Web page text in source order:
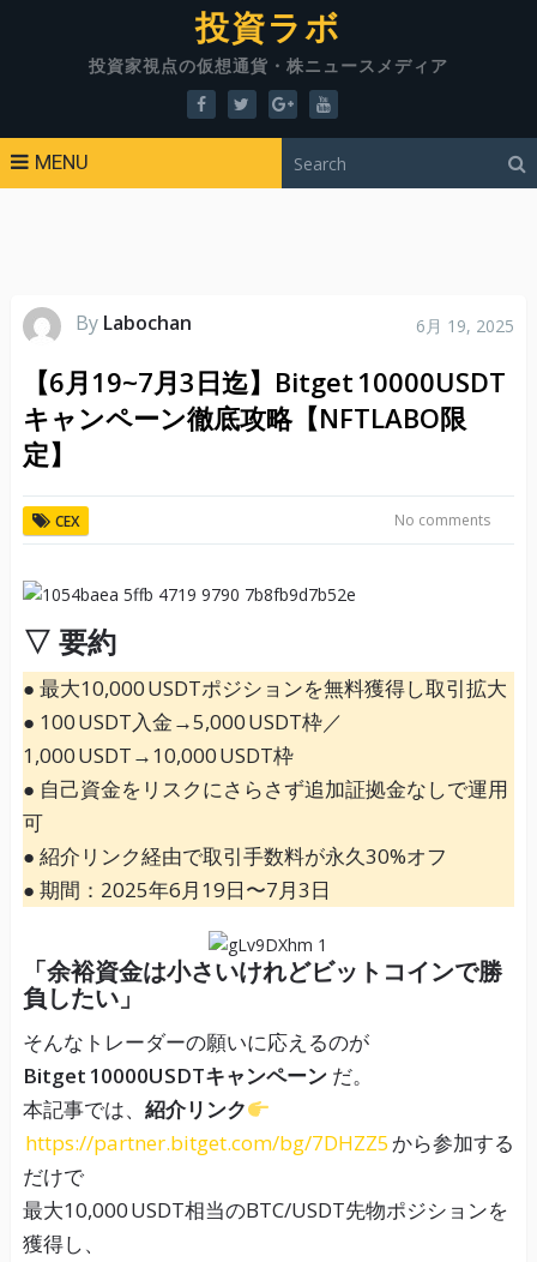
投資ラボ
投資家視点の仮想通貨・株ニュースメディア
MENU
By Labochan 6月 19, 2025
【6月19~7月3日迄】Bitget 10000USDT
キャンペーン徹底攻略【NFTLABO限
定】
CEX No comments
▽ 要約
● 最大10,000 USDTポジションを無料獲得し取引拡大
● 100 USDT入金→5,000 USDT枠／
1,000 USDT→10,000 USDT枠
● 自己資金をリスクにさらさず追加証拠金なしで運用
可
● 紹介リンク経由で取引手数料が永久30%オフ
● 期間：2025年6月19日〜7月3日
「余裕資金は小さいけれどビットコインで勝
負したい」
そんなトレーダーの願いに応えるのが
Bitget 10000USDTキャンペーンだ。
本記事では、 紹介リンク
https://partner.bitget.com/bg/7DHZZ5 から参加する
だけで
最大10,000 USDT相当のBTC/USDT先物ポジションを
獲得し、